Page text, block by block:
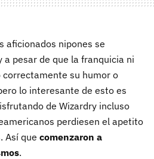
aficionados nipones se
a pesar de que la franquicia ni
su humor o
lo interesante de esto es
de Wizardry incluso
perdiesen el apetito
Así que comenzaron a
.